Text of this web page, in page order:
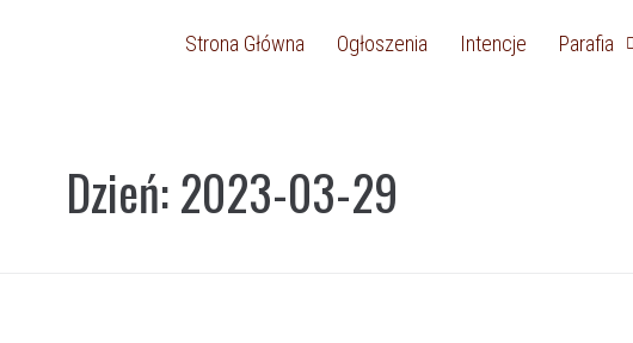
Strona Główna Ogłoszenia Intencje Parafia
Dzień:2023-03-29